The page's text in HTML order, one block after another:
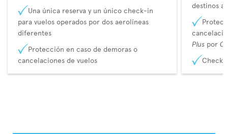
Una única reserva y un único check-in
para vuelos operados por dos aerolíneas
diferentes
Protección en caso de demoras o
cancelaciones de vuelos
destinos
Plus por
Check-